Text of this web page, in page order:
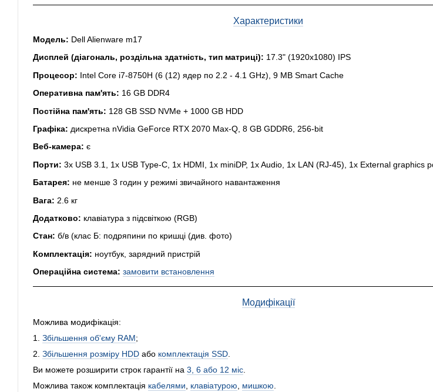
Характеристики
Модель: Dell Alienware m17
Дисплей (діагональ, роздільна здатність, тип матриці): 17.3" (1920x1080) IPS
Процесор: Intel Core i7-8750H (6 (12) ядер по 2.2 - 4.1 GHz), 9 MB Smart Cache
Оперативна пам'ять: 16 GB DDR4
Постійна пам'ять: 128 GB SSD NVMe + 1000 GB HDD
Графіка: дискретна nVidia GeForce RTX 2070 Max-Q, 8 GB GDDR6, 256-bit
Веб-камера: є
Порти: 3x USB 3.1, 1x USB Type-C, 1x HDMI, 1x miniDP, 1x Audio, 1x LAN (RJ-45), 1x External graphics
Батарея: не менше 3 годин у режимі звичайного навантаження
Вага: 2.6 кг
Додатково: клавіатура з підсвіткою (RGB)
Стан: б/в (клас Б: подряпини по кришці (див. фото)
Комплектація: ноутбук, зарядний пристрій
Операційна система: замовити встановлення
Модифікації
Можлива модифікація:
1. Збільшення об'єму RAM;
2. Збільшення розміру HDD або комплектація SSD.
Ви можете розширити строк гарантії на 3, 6 або 12 міс.
Можлива також комплектація кабелями, клавіатурою, мишкою.